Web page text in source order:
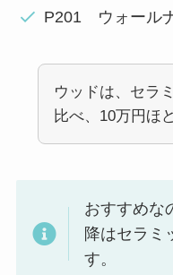
P201 ウォール
ウッドは、セラ
比べ、10万円ほ
おすすめな
降はセラミ
す。